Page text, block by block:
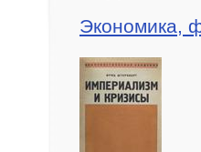
Экономика,